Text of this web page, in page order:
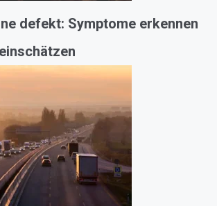
defekt: Symptome erkennen